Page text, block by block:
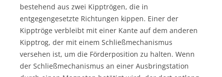
bestehend aus zwei Kipptrögen, die in
entgegengesetzte Richtungen kippen. Einer der
Kipptröge verbleibt mit einer Kante auf dem anderen
Kipptrog, der mit einem Schließmechanismus
versehen ist, um die Förderposition zu halten. Wenn
der Schließmechanismus an einer Ausbringstation